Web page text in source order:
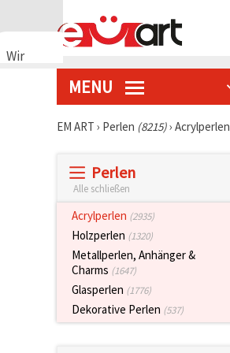
Wir
verwenden
ordnungsgemäße
Nutzungserlebnis
Einwilligung,
MENU
EM ART › Perlen (8215)› Acrylperlen
Perlen
Alle schließen
Acrylperlen (2935)
Holzperlen (1320)
Metallperlen, Anhänger &
Charms (1647)
Glasperlen (1776)
Dekorative Perlen (537)